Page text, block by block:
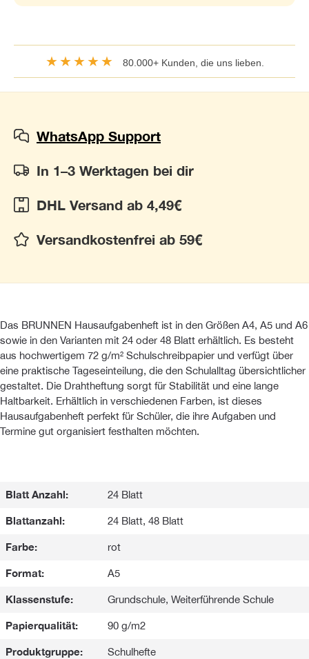
★★★★★ 80.000+ Kunden, die uns lieben.
WhatsApp Support
In 1–3 Werktagen bei dir
DHL Versand ab 4,49€
Versandkostenfrei ab 59€
Das BRUNNEN Hausaufgabenheft ist in den Größen A4, A5 und A6
sowie in den Varianten mit 24 oder 48 Blatt erhältlich. Es besteht
aus hochwertigem 72 g/m² Schulschreibpapier und verfügt über
eine praktische Tageseinteilung, die den Schulalltag übersichtlicher
gestaltet. Die Drahtheftung sorgt für Stabilität und eine lange
Haltbarkeit. Erhältlich in verschiedenen Farben, ist dieses
Hausaufgabenheft perfekt für Schüler, die ihre Aufgaben und
Termine gut organisiert festhalten möchten.
Blatt Anzahl: 24 Blatt
Blattanzahl: 24 Blatt, 48 Blatt
Farbe: rot
Format: A5
Klassenstufe: Grundschule, Weiterführende Schule
Papierqualität: 90 g/m2
Produktgruppe: Schulhefte